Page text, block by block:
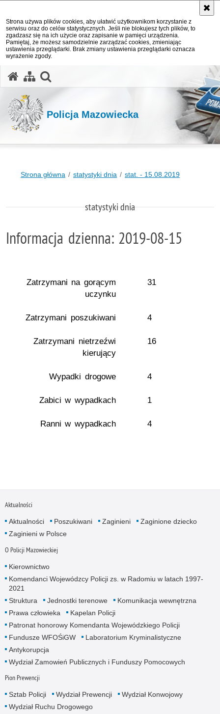
Strona używa plików cookies, aby ułatwić użytkownikom korzystanie z
serwisu oraz do celów statystycznych. Jeśli nie blokujesz tych plików, to
zgadzasz się na ich użycie oraz zapisanie w pamięci urządzenia.
Pamiętaj, że możesz samodzielnie zarządzać cookies, zmieniając
ustawienia przeglądarki. Brak zmiany ustawienia przeglądarki oznacza
wyrażenie zgody.
Policja Mazowiecka
Strona główna statystyki dnia stat. - 15.08.2019
statystyki dnia
Informacja dzienna: 2019-08-15
Zatrzymani na gorącym
uczynku
31
Zatrzymani poszukiwani 4
Zatrzymani nietrzeźwi
kierujący
16
Wypadki drogowe 4
Zabici w wypadkach 1
Ranni w wypadkach 4
Aktualności
Aktualności Poszukiwani Zaginieni
Zaginione dziecko
Zaginieni w Polsce
O Policji Mazowieckiej
Kierownictwo
Komendanci Wojewódzcy Policji zs. w Radomiu w latach 1997-
2021
Struktura
Jednostki terenowe
Komunikacja wewnętrzna
Prawa człowieka
Kapelan Policji
Patronat honorowy Komendanta Wojewódzkiego Policji
Fundusze WFOŚiGW
Laboratorium Kryminalistyczne
Antykorupcja
Wydział Zamowień Publicznych i Funduszy Pomocowych
Pion Prewencji
Sztab Policji Wydział Prewencji
Wydział Konwojowy
Wydział Ruchu Drogowego